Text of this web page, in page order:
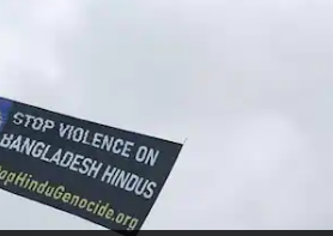
బ్యానర్
04, 2024 11:20 am